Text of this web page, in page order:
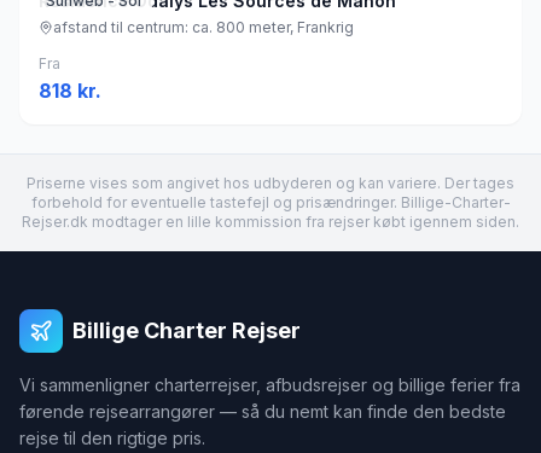
afstand til centrum: ca. 800 meter, Frankrig
Fra
818 kr.
Priserne vises som angivet hos udbyderen og kan variere. Der tages
forbehold for eventuelle tastefejl og prisændringer. Billige-Charter-
Rejser.dk modtager en lille kommission fra rejser købt igennem siden.
Billige Charter Rejser
Vi sammenligner charterrejser, afbudsrejser og billige ferier fra
førende rejsearrangører — så du nemt kan finde den bedste
rejse til den rigtige pris.